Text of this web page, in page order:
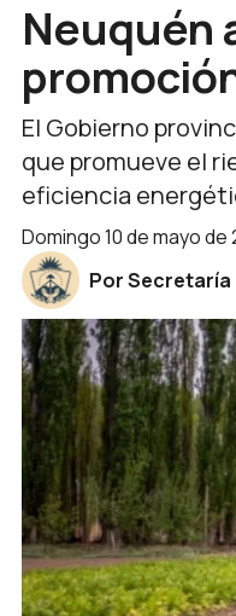
Neuquén
El Gobierno
que promueve el
eficiencia
domingo 10 de mayo de
Por Secretaría